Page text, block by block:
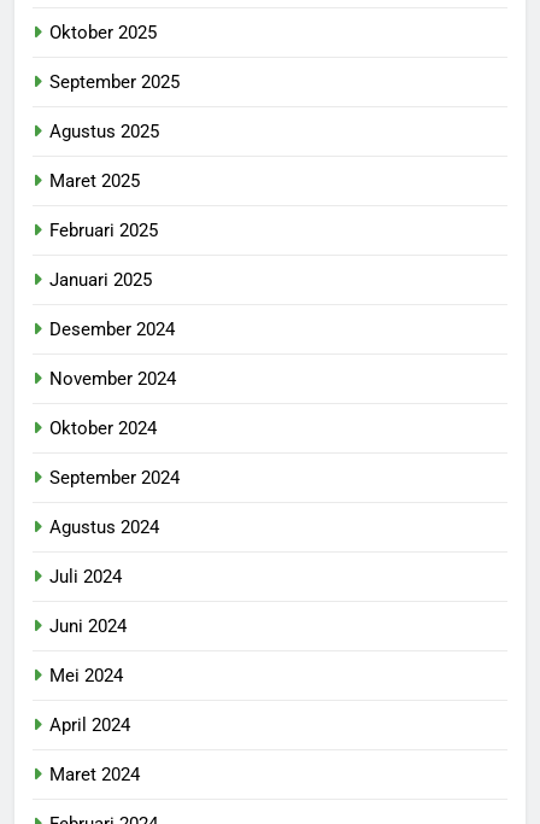
Oktober 2025
September 2025
Agustus 2025
Maret 2025
Februari 2025
Januari 2025
Desember 2024
November 2024
Oktober 2024
September 2024
Agustus 2024
Juli 2024
Juni 2024
Mei 2024
April 2024
Maret 2024